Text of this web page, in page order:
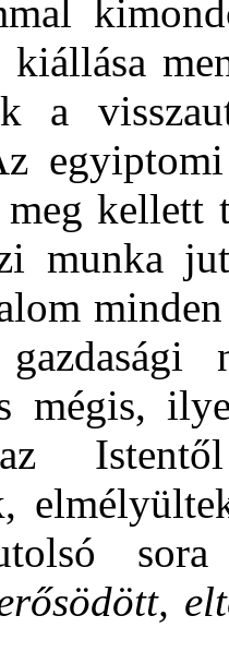
a
meg kellett
munka
mégis,